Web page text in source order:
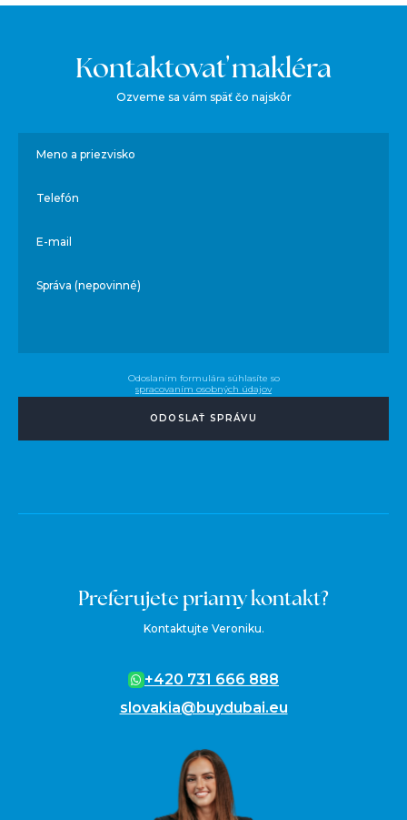
Kontaktovať makléra
Ozveme sa vám späť čo najskôr
Meno a priezvisko
Telefón
E-mail
Správa (nepovinné)
Odoslaním formulára súhlasíte so
spracovaním osobných údajov
ODOSLAŤ SPRÁVU
Preferujete priamy kontakt?
Kontaktujte Veroniku.
+420 731 666 888
slovakia@buydubai.eu